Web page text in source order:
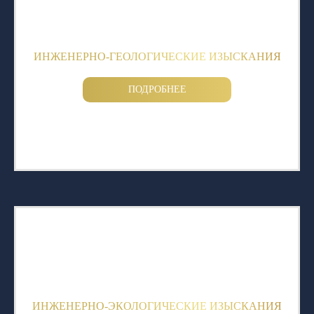
ИНЖЕНЕРНО-ГЕОЛОГИЧЕСКИЕ ИЗЫСКАНИЯ
ПОДРОБНЕЕ
ИНЖЕНЕРНО-ЭКОЛОГИЧЕСКИЕ ИЗЫСКАНИЯ